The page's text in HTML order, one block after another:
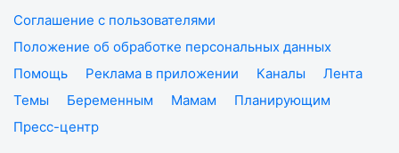
Соглашение с пользователями
Положение об обработке персональных данных
Помощь
Реклама в приложении Каналы
Лента
Темы
Беременным Мамам
Планирующим
Пресс-центр